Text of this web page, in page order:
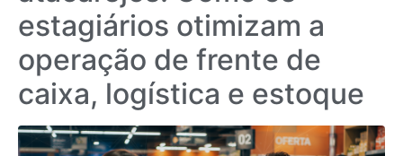
estagiários otimizam a
operação de frente de
caixa, logística e estoque